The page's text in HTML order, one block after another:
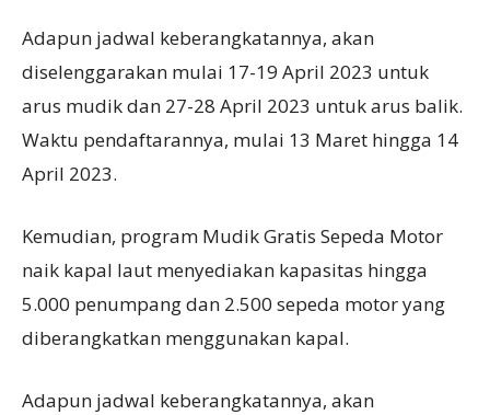
Adapun jadwal keberangkatannya, akan
diselenggarakan mulai 17-19 April 2023 untuk
arus mudik dan 27-28 April 2023 untuk arus balik.
Waktu pendaftarannya, mulai 13 Maret hingga 14
April 2023.
Kemudian, program Mudik Gratis Sepeda Motor
naik kapal laut menyediakan kapasitas hingga
5.000 penumpang dan 2.500 sepeda motor yang
diberangkatkan menggunakan kapal.
Adapun jadwal keberangkatannya, akan